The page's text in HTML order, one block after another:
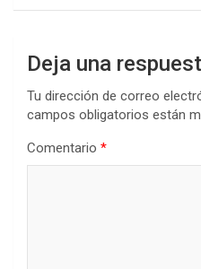
Deja una
Tu dirección de correo
campos obligatorios están
Comentario *